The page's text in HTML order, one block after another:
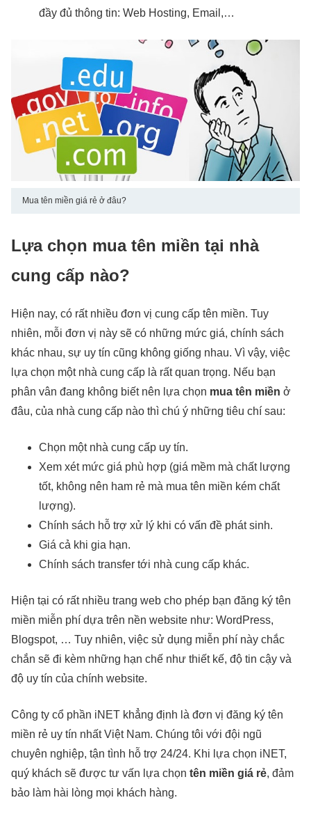
đầy đủ thông tin: Web Hosting, Email,…
Mua tên miền giá rẻ ở đâu?
Lựa chọn mua tên miền tại nhà
cung cấp nào?
Hiện nay, có rất nhiều đơn vị cung cấp tên miền. Tuy
nhiên, mỗi đơn vị này sẽ có những mức giá, chính sách
khác nhau, sự uy tín cũng không giống nhau. Vì vậy, việc
lựa chọn một nhà cung cấp là rất quan trọng. Nếu bạn
phân vân đang không biết nên lựa chọn mua tên miền ở
đâu, của nhà cung cấp nào thì chú ý những tiêu chí sau:
Chọn một nhà cung cấp uy tín.
Xem xét mức giá phù hợp (giá mềm mà chất lượng
tốt, không nên ham rẻ mà mua tên miền kém chất
lượng).
Chính sách hỗ trợ xử lý khi có vấn đề phát sinh.
Giá cả khi gia hạn.
Chính sách transfer tới nhà cung cấp khác.
Hiện tại có rất nhiều trang web cho phép bạn đăng ký tên
miền miễn phí dựa trên nền website như: WordPress,
Blogspot, … Tuy nhiên, việc sử dụng miễn phí này chắc
chắn sẽ đi kèm những hạn chế như thiết kế, độ tin cậy và
độ uy tín của chính website.
Công ty cổ phần iNET khẳng định là đơn vị đăng ký tên
miền rẻ uy tín nhất Việt Nam. Chúng tôi với đội ngũ
chuyên nghiệp, tận tình hỗ trợ 24/24. Khi lựa chọn iNET,
quý khách sẽ được tư vấn lựa chọn tên miền giá rẻ, đảm
bảo làm hài lòng mọi khách hàng.